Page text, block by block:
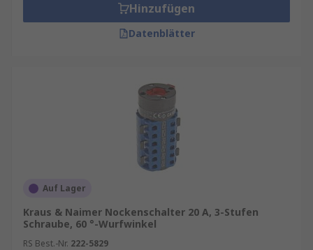
Hinzufügen
Datenblätter
Auf Lager
Kraus & Naimer Nockenschalter 20 A, 3-Stufen
Schraube, 60 °-Wurfwinkel
RS Best.-Nr. 222-5829